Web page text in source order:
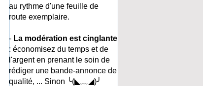
au rythme d'une feuille de
route exemplaire.
- La modération est cinglante
: économisez du temps et de
l'argent en prenant le soin de
rédiger une bande-annonce de
qualité, ... Sinon ╰(◣﹏◢)╯